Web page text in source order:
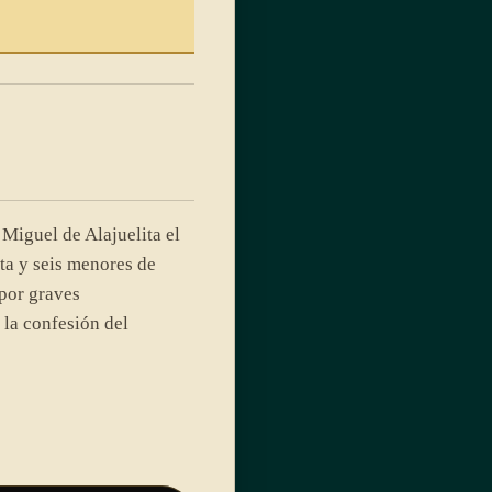
Miguel de Alajuelita el
y seis menores de
graves
confesión del